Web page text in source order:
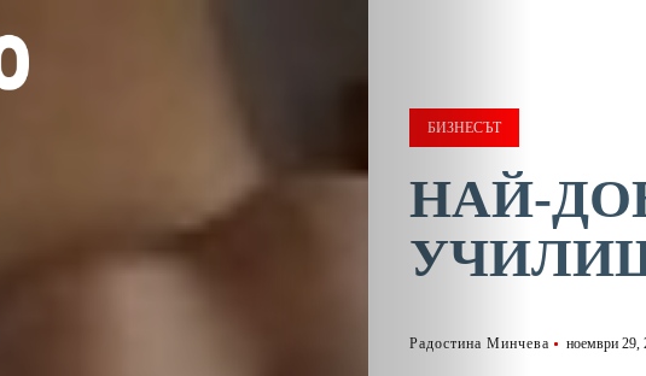
БИЗНЕСЪТ
НАЙ-
Радостина Минчева ноември 29,